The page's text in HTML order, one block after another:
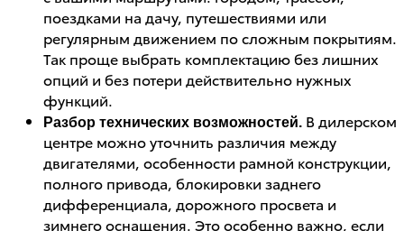
поездками на дачу, путешествиями или
регулярным движением по сложным покрытиям.
Так проще выбрать комплектацию без лишних
опций и без потери действительно нужных
функций.
Разбор технических возможностей. В дилерском
центре можно уточнить различия между
двигателями, особенности рамной конструкции,
полного привода, блокировки заднего
дифференциала, дорожного просвета и
зимнего оснащения. Это особенно важно, если